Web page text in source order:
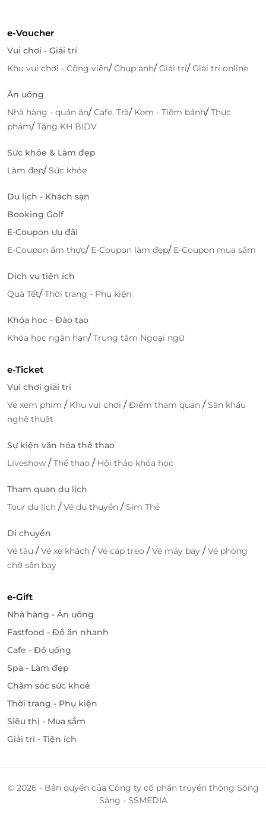
Tọa lạc tại Lộc Thọ, Khách sạn Sochi là lựa chọn được
nhiều du khách yêu thích. Nằm cách trung tâm 1.5
và hoạt động trong thành phố. Chỗ nghỉ có vị trí rất
thuận tiện, du khách có thể thoải mái tham quan,
e-Voucher
Vui chơi - Giải trí
Khu vui chơi - Công viên/Chụp ảnh/Giải trí/Giải trí online
Ăn uống
Nhà hàng - quán ăn/Cafe, Trà/ Kem - Tiệm bánh/Thực
phẩm/Tặng KH BIDV
Sức khỏe & Làm đẹp
Làm đẹp/Sức khỏe
Du lịch - Khách sạn
Booking Golf
E-Coupon ưu đãi
E-Coupon ẩm thực/ E-Coupon làm đẹp/ E-Coupon mua sắm
Dịch vụ tiện ích
Quà Tết/Thời trang - Phụ kiện
Khóa học - Đào tạo
Khóa học ngắn hạn/Trung tâm Ngoại ngữ
e-Ticket
Vui chơi giải trí
Vé xem phim / Khu vui chơi /Điểm tham quan /Sân khấu
nghệ thuật
Sự kiện văn hóa thể thao
Liveshow /Thể thao / Hội thảo khóa học
Tham quan du lịch
Tour du lịch /Vé du thuyền /Sim Thẻ
Di chuyển
Vé tàu /Vé xe khách /Vé cáp treo /Vé máy bay /Vé phòng
chờ sân bay
e-Gift
Nhà hàng - Ăn uống
Fastfood - Đồ ăn nhanh
Cafe - Đồ uống
Spa - Làm đẹp
Chăm sóc sức khoẻ
Thời trang - Phụ kiện
Siêu thị - Mua sắm
Giải trí - Tiện ích
© 2026 - Bản quyền của Công ty cổ phần truyền thông Sông
Sáng - SSMEDIA